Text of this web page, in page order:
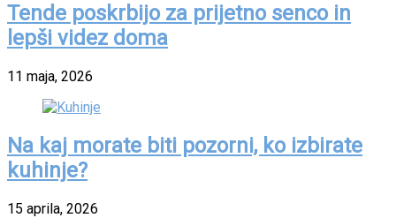
Tende poskrbijo za prijetno senco in
lepši videz doma
11 maja, 2026
Na kaj morate biti pozorni, ko izbirate
kuhinje?
15 aprila, 2026